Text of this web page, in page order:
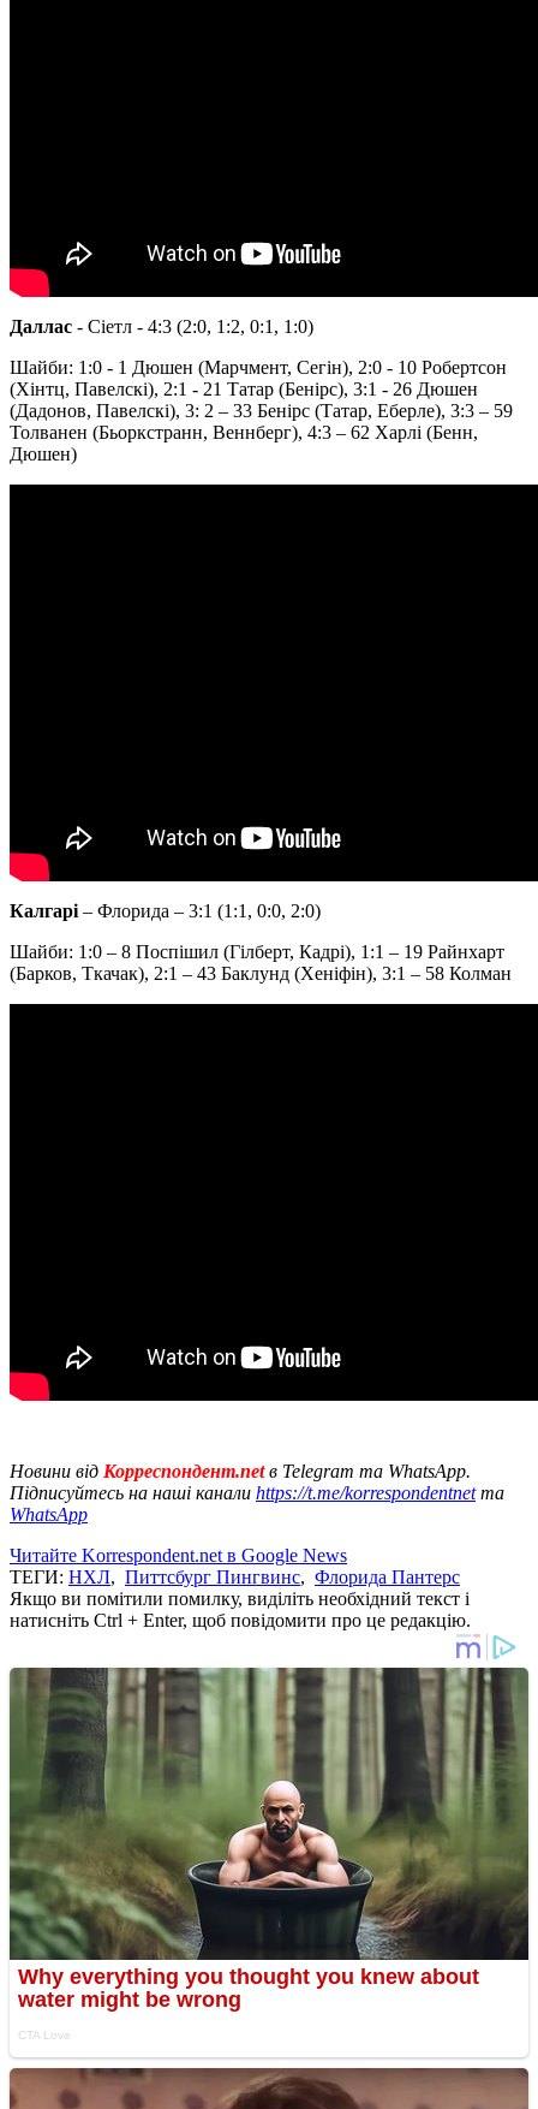
Даллас - Сіетл - 4:3 (2:0, 1:2, 0:1, 1:0)
Шайби: 1:0 - 1 Дюшен (Марчмент, Сегін), 2:0 - 10 Робертсон
(Хінтц, Павелскі), 2:1 - 21 Татар (Бенірс), 3:1 - 26 Дюшен
(Дадонов, Павелскі), 3: 2 – 33 Бенірс (Татар, Еберле), 3:3 – 59
Толванен (Бьоркстранн, Веннберг), 4:3 – 62 Харлі (Бенн,
Дюшен)
Калгарі – Флорида – 3:1 (1:1, 0:0, 2:0)
Шайби: 1:0 – 8 Поспішил (Гілберт, Кадрі), 1:1 – 19 Райнхарт
(Барков, Ткачак), 2:1 – 43 Баклунд (Хеніфін), 3:1 – 58 Колман
Новини від Корреспондент.netв Telegram та WhatsApp.
Підписуйтесь на наші канали https://t.me/korrespondentnetта
WhatsApp
Читайте Korrespondent.net в Google News
ТЕГИ: НХЛ, Питтсбург Пингвинс, Флорида Пантерс
Якщо ви помітили помилку, виділіть необхідний текст і
натисніть Ctrl + Enter, щоб повідомити про це редакцію.